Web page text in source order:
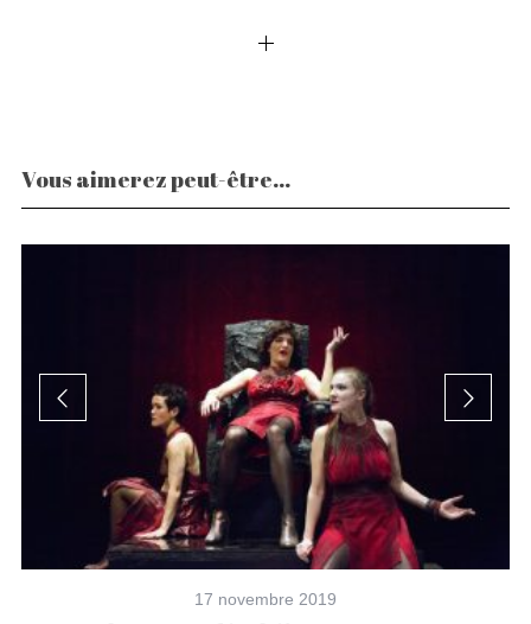
Vous aimerez peut-être...
17 novembre 2019